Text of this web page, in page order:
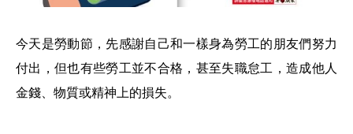
今天是勞動節，先感謝自己和一樣身為勞工的朋友們努力
付出，但也有些勞工並不合格，甚至失職怠工，造成他人
金錢、物質或精神上的損失。